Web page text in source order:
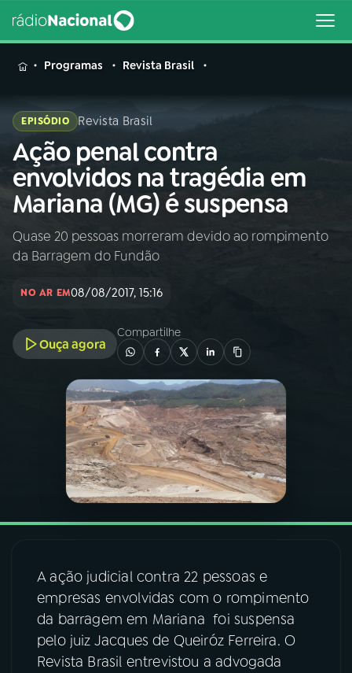
MENU
Buscar
na
Rádio
Nacional
Buscar
AO VIVO
INÍCIO
A RÁDIO
PROGRAMAÇÃO
PROGRAMAS
PODCASTS
07ÚLTIMAS
08FESTIVAL DE MÚSICA
Programas Revista Brasil
EPISÓDIO Revista Brasil
Ação penal contra
envolvidos na tragédia em
Mariana (MG) é suspensa
Quase 20 pessoas morreram devido ao rompimento
da Barragem do Fundão
NO AR EM08/08/2017, 15:16
Ouça agora
Compartilhe
A ação judicial contra 22 pessoas e
empresas envolvidas com o rompimento
da barragem em Mariana foi suspensa
pelo juiz Jacques de Queiróz Ferreira. O
Revista Brasil entrevistou a advogada